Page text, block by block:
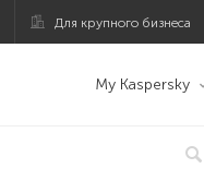
Для крупного бизнеса
My Kaspersky